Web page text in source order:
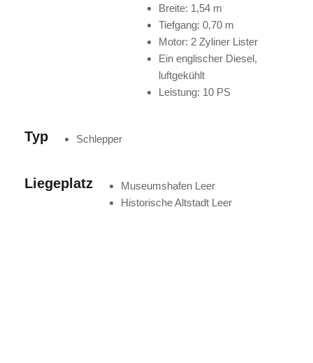
Breite: 1,54 m
Tiefgang: 0,70 m
Motor: 2 Zyliner Lister
Ein englischer Diesel,
luftgekühlt
Leistung: 10 PS
Typ Schlepper
Liegeplatz
Museumshafen Leer
Historische Altstadt Leer